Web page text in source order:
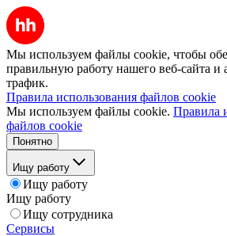
Мы используем файлы cookie, чтобы
правильную работу нашего веб-сайта и
трафик.
Правила использования файлов cookie
Мы используем файлы cookie. Правила
файлов cookie
Понятно
Ищу работу
Ищу работу
Ищу работу
Ищу сотрудника
Сервисы